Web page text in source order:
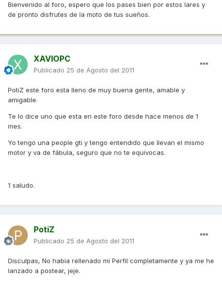
Bienvenido al foro, espero que los pases bien por estos lares y
de pronto disfrutes de la moto de tus sueños.
XAVIOPC
Publicado 25 de Agosto del 2011
PotiZ este foro esta lleno de muy buena gente, amable y
amigable.
Te lo dice uno que esta en este foro desde hace menos de 1
mes.
Yo tengo una people gti y tengo entendido que llevan el mismo
motor y va de fábula, seguro que no te equivocas.
1 saludo.
PotiZ
Publicado 25 de Agosto del 2011
Disculpas, No había rellenado mi Perfil completamente y ya me he
lanzado a postear, jeje.